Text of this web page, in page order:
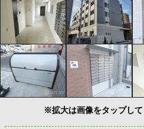
※拡大は画像をタップして